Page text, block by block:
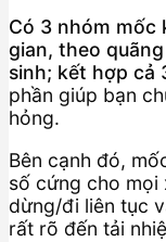
Có 3 nhóm mốc
gian, theo
sinh; kết hợp cả
phần giúp bạn
hỏng.
Bên cạnh đó,
số cứng cho mọi
dừng/đi liên tục
rất rõ đến tải